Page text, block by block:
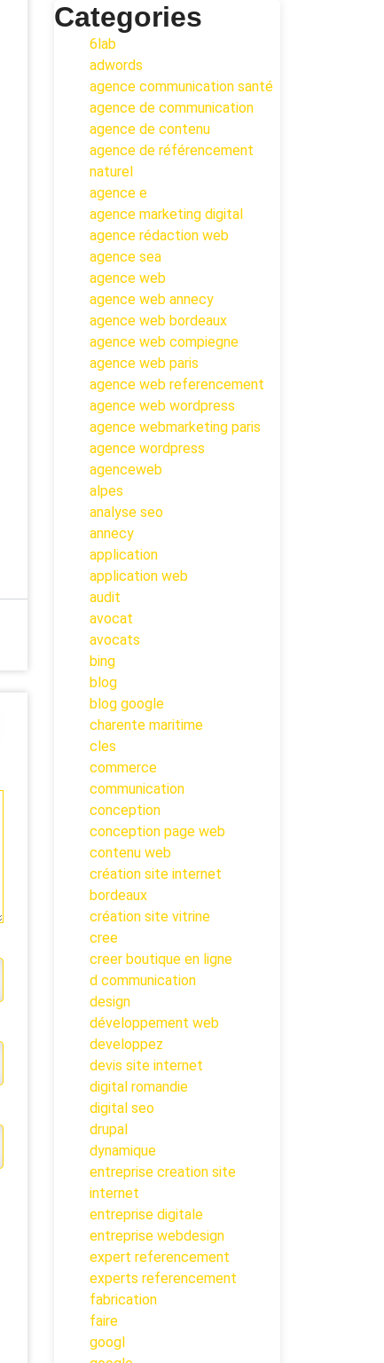
Categories
6lab
adwords
agence communication santé
agence de communication
agence de contenu
agence de référencement
naturel
agence e
agence marketing digital
agence rédaction web
agence sea
agence web
agence web annecy
agence web bordeaux
agence web compiegne
agence web paris
agence web referencement
agence web wordpress
agence webmarketing paris
agence wordpress
agenceweb
alpes
analyse seo
annecy
application
application web
audit
avocat
avocats
bing
blog
blog google
charente maritime
cles
commerce
communication
conception
conception page web
contenu web
création site internet
bordeaux
création site vitrine
cree
creer boutique en ligne
d communication
design
développement web
developpez
devis site internet
digital romandie
digital seo
drupal
dynamique
entreprise creation site
internet
entreprise digitale
entreprise webdesign
expert referencement
experts referencement
fabrication
faire
googl